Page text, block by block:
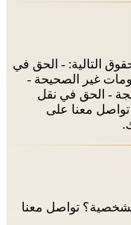
التالية: - الحق في
غير الصحيحة -
- الحق في نقل
تواصل معنا على
تواصل معنا